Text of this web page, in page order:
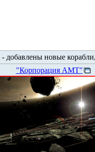
- добавлены новые
"Корпорация АМТ"